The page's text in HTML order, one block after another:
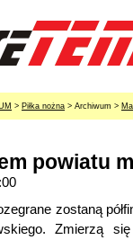
> Piłka nożna > Archiwum >
powiatu
zostaną
Zmierzą